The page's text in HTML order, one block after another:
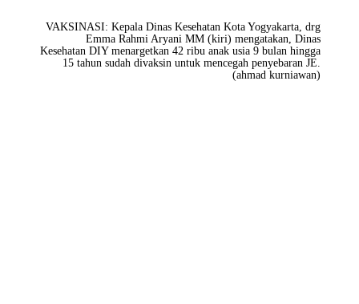
VAKSINASI: Kepala Dinas Kesehatan Kota Yogyakarta, drg
Emma Rahmi Aryani MM (kiri) mengatakan, Dinas
Kesehatan DIY menargetkan 42 ribu anak usia 9 bulan hingga
15 tahun sudah divaksin untuk mencegah penyebaran JE.
(ahmad kurniawan)